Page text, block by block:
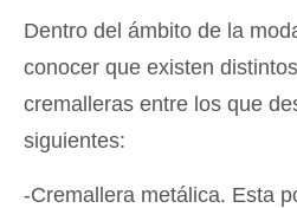
Dentro del ámbito de la
conocer que existen
cremalleras entre los que
siguientes:
-Cremallera metálica. Esta